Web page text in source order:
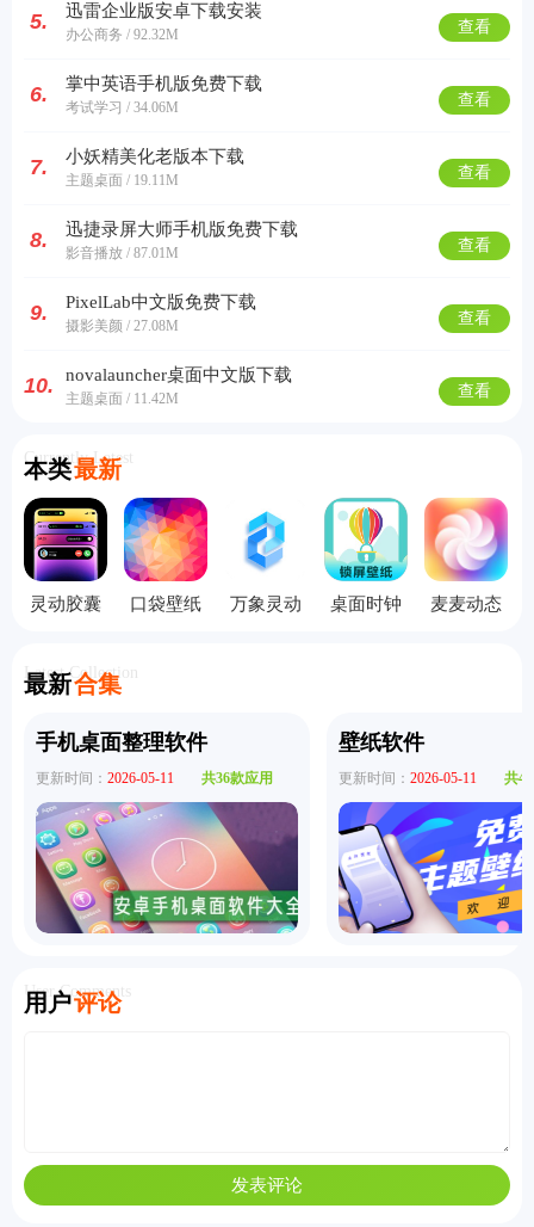
5. 迅雷企业版安卓下载安装
办公商务 / 92.32M 查看
6. 掌中英语手机版免费下载
考试学习 / 34.06M 查看
7. 小妖精美化老版本下载
主题桌面 / 19.11M 查看
8. 迅捷录屏大师手机版免费下载
影音播放 / 87.01M 查看
9. PixelLab中文版免费下载
摄影美颜 / 27.08M 查看
10. novalauncher桌面中文版下载
主题桌面 / 11.42M 查看
本类最新
Currently Latest
灵动胶囊
口袋壁纸
万象灵动
桌面时钟
麦麦动态
最新合集
Latest Collection
手机桌面整理软件
更新时间： 2026-05-11 共36款应用
壁纸软件
更新时间： 2026-05-11 共
用户评论
User Comments